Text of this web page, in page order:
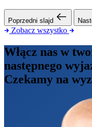
Poprzedni slajd
Zobacz wszystko
Włącz nas w
następnego
Czekamy na